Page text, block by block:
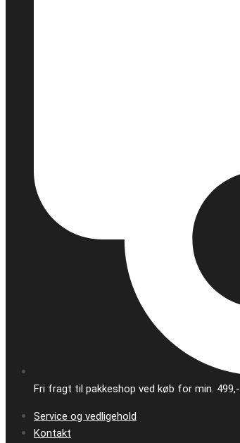
Fri fragt til pakkeshop ved køb for min. 499,-
Service og vedligehold
Kontakt